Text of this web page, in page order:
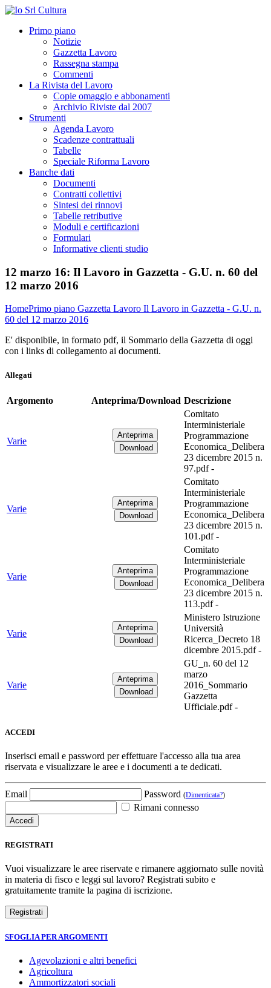
Primo piano
Notizie
Gazzetta Lavoro
Rassegna stampa
Commenti
La Rivista del Lavoro
Copie omaggio e abbonamenti
Archivio Riviste dal 2007
Strumenti
Agenda Lavoro
Scadenze contrattuali
Tabelle
Speciale Riforma Lavoro
Banche dati
Documenti
Contratti collettivi
Sintesi dei rinnovi
Tabelle retributive
Moduli e certificazioni
Formulari
Informative clienti studio
12 marzo 16: Il Lavoro in Gazzetta - G.U. n. 60 del
12 marzo 2016
HomePrimo piano Gazzetta Lavoro Il Lavoro in Gazzetta - G.U. n.
60 del 12 marzo 2016
E' disponibile, in formato pdf, il Sommario della Gazzetta di oggi
con i links di collegamento ai documenti.
Allegati
Argomento Anteprima/Download Descrizione
Varie
Comitato
Interministeriale
Programmazione
Economica_Delibera
23 dicembre 2015 n.
97.pdf -
Varie
Comitato
Interministeriale
Programmazione
Economica_Delibera
23 dicembre 2015 n.
101.pdf -
Varie
Comitato
Interministeriale
Programmazione
Economica_Delibera
23 dicembre 2015 n.
113.pdf -
Varie
Ministero Istruzione
Università
Ricerca_Decreto 18
dicembre 2015.pdf -
Varie
GU_n. 60 del 12
marzo
2016_Sommario
Gazzetta
Ufficiale.pdf -
ACCEDI
Inserisci email e password per effettuare l'accesso alla tua area
riservata e visualizzare le aree e i documenti a te dedicati.
Email Password (Dimenticata?)
Rimani connesso
REGISTRATI
Vuoi visualizzare le aree riservate e rimanere aggiornato sulle novità
in materia di fisco e leggi sul lavoro? Registrati subito e
gratuitamente tramite la pagina di iscrizione.
SFOGLIA PER ARGOMENTI
Agevolazioni e altri benefici
Agricoltura
Ammortizzatori sociali